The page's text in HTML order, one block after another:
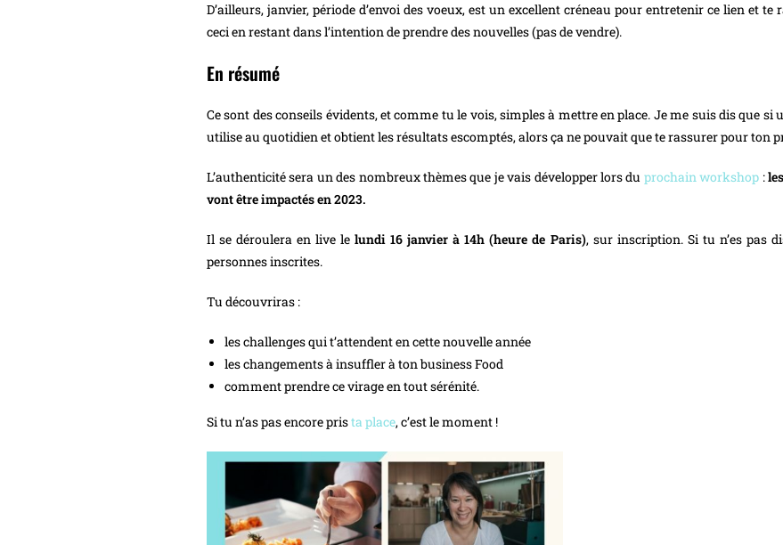
D’ailleurs, janvier, période d’envoi des voeux, est un excellent créneau pour entretenir ce lien et te
ceci en restant dans l’intention de prendre des nouvelles (pas de vendre).
En résumé
Ce sont des conseils évidents, et comme tu le vois, simples à mettre en place. Je me suis dis que si
utilise au quotidien et obtient les résultats escomptés, alors ça ne pouvait que te rassurer pour ton
L’authenticité sera un des nombreux thèmes que je vais développer lors du prochain workshop :
vont être impactés en 2023.
Il se déroulera en live le lundi 16 janvier à 14h (heure de Paris), sur inscription. Si tu n’es pas
personnes inscrites.
Tu découvriras :
les challenges qui t’attendent en cette nouvelle année
les changements à insuffler à ton business Food
comment prendre ce virage en tout sérénité.
Si tu n’as pas encore prista place, c’est le moment !